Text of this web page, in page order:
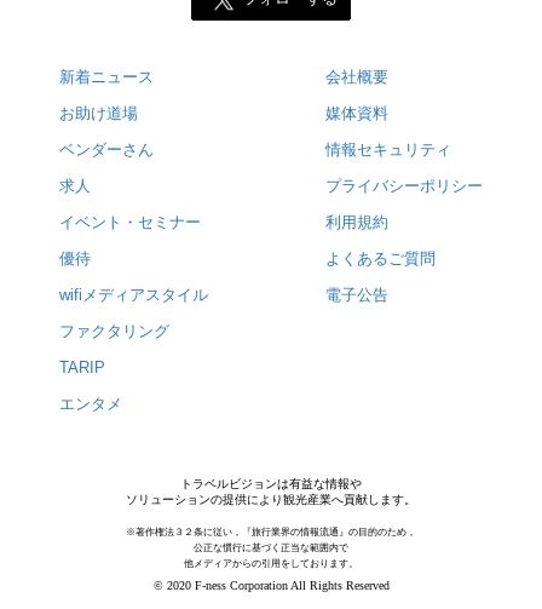
新着ニュース
お助け道場
ベンダーさん
求人
イベント・セミナー
優待
wifiメディアスタイル
ファクタリング
TARIP
エンタメ
会社概要
媒体資料
情報セキュリティ
プライバシーポリシー
利用規約
よくあるご質問
電子公告
トラベルビジョンは有益な情報や
ソリューションの提供により観光産業へ貢献します。
※著作権法３２条に従い，『旅行業界の情報流通』の目的のため，
公正な慣行に基づく正当な範囲内で
他メディアからの引用をしております。
© 2020 F-ness Corporation All Rights Reserved